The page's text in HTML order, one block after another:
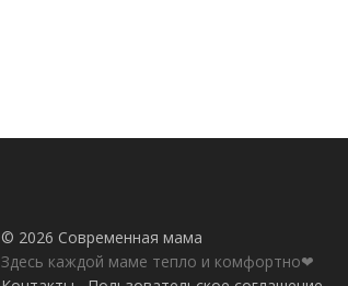
© 2026 Современная мама
Здесь каждой маме тепло и комфортно❤